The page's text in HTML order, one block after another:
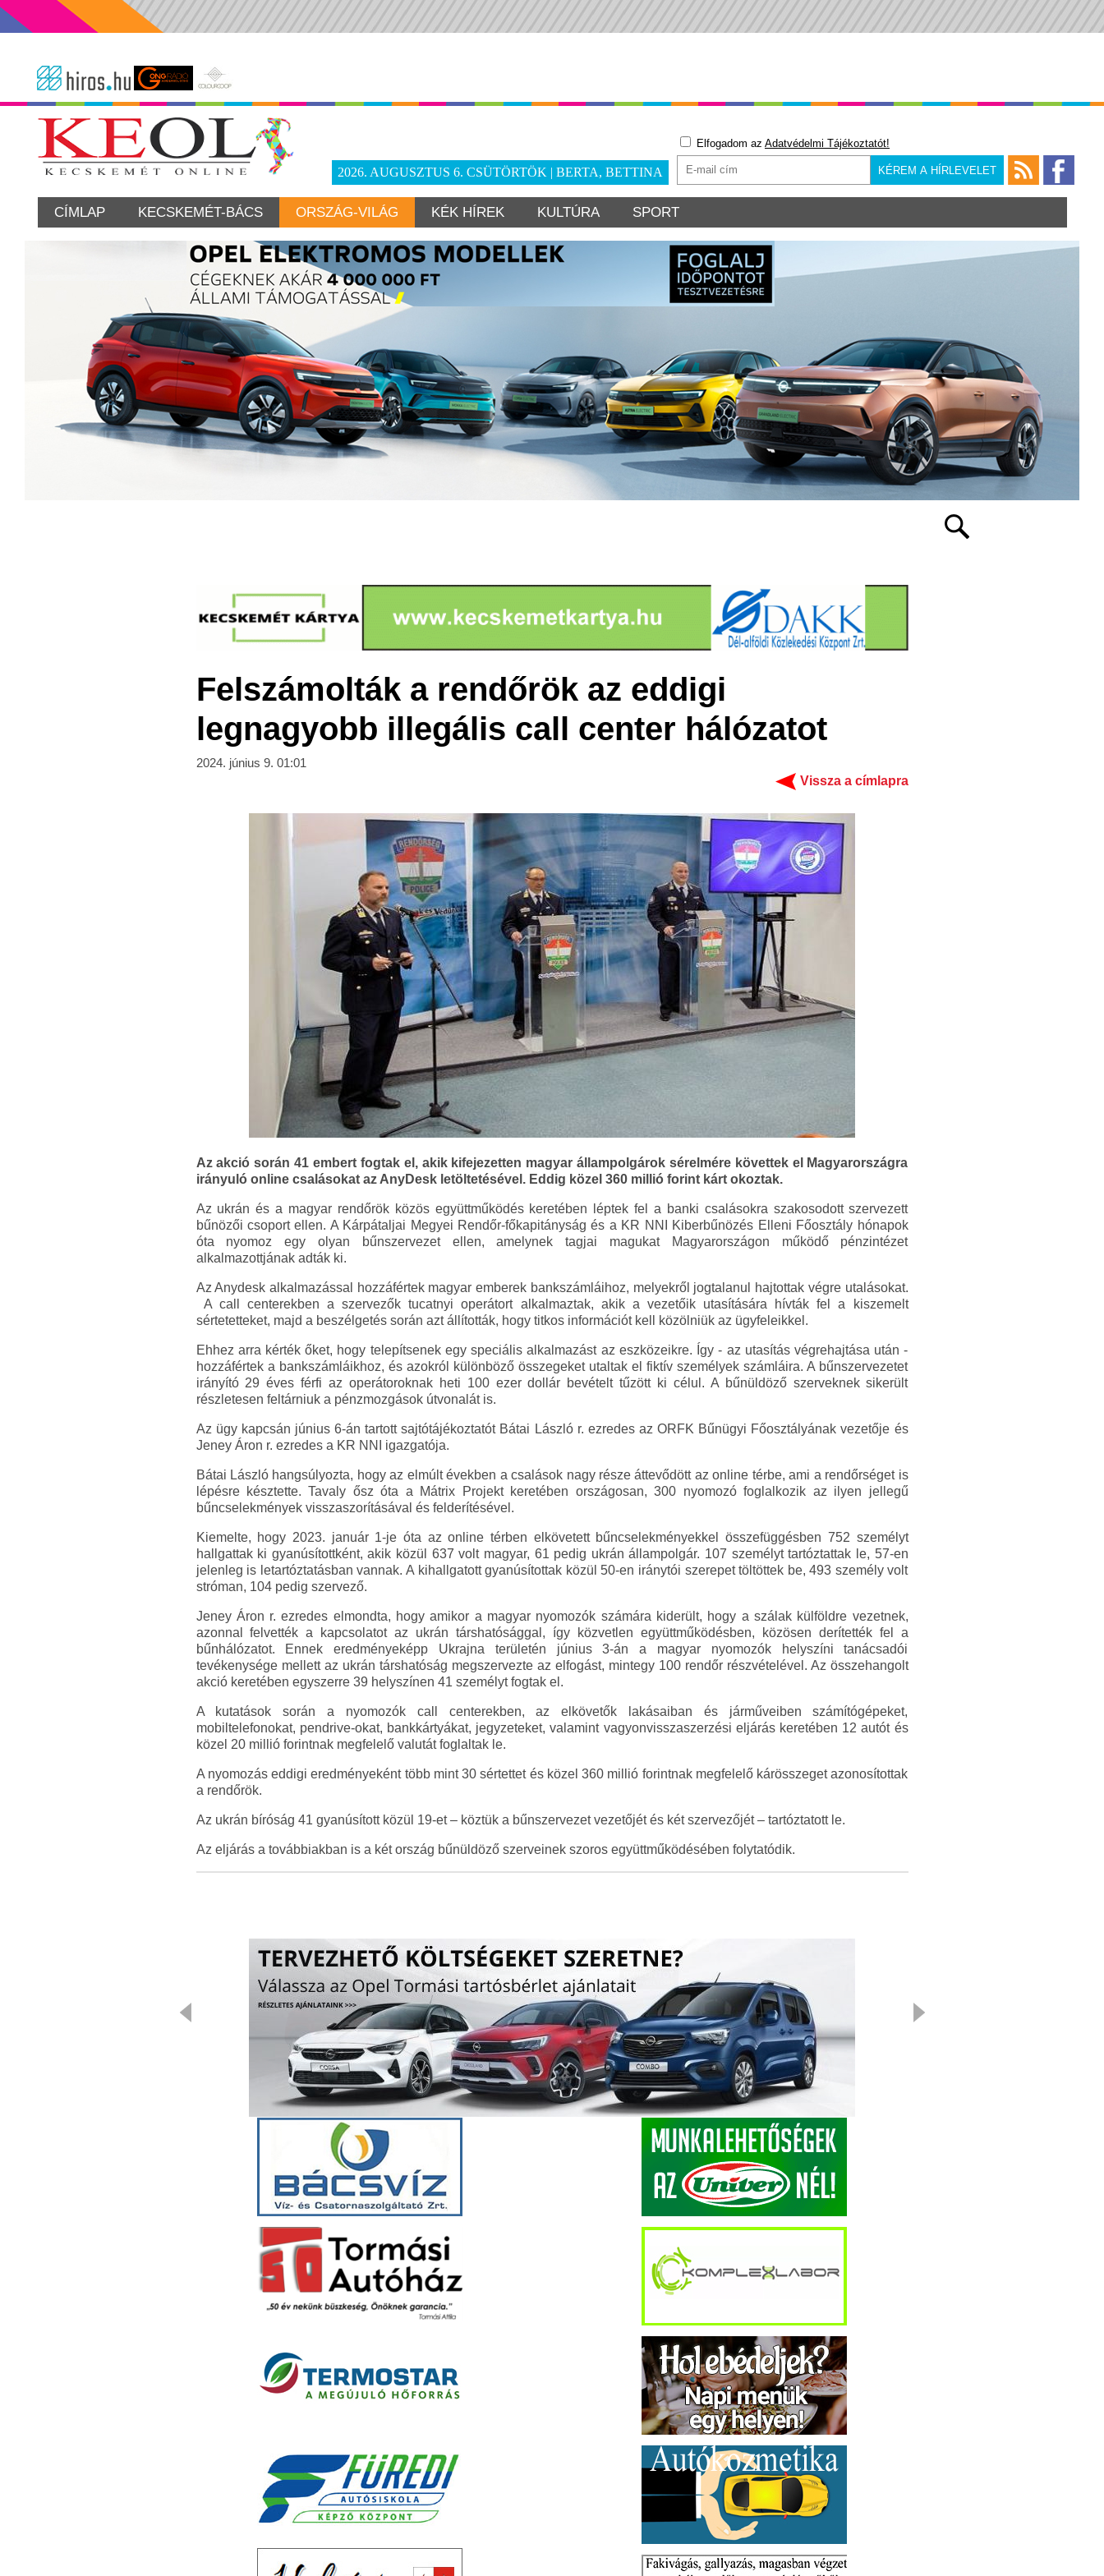
2026. AUGUSZTUS 6. CSÜTÖRTÖK | BERTA, BETTINA
Elfogadom az Adatvédelmi Tájékoztatót!
CÍMLAP KECSKEMÉT-BÁCS ORSZÁG-VILÁG KÉK HÍREK KULTÚRA SPORT
Felszámolták a rendőrök az eddigi
legnagyobb illegális call center hálózatot
2024. június 9. 01:01
Vissza a címlapra
Az akció során 41 embert fogtak el, akik kifejezetten magyar állampolgárok sérelmére követtek el Magyarországra
irányuló online csalásokat az AnyDesk letöltetésével. Eddig közel 360 millió forint kárt okoztak.
Az ukrán és a magyar rendőrök közös együttműködés keretében léptek fel a banki csalásokra szakosodott szervezett
bűnözői csoport ellen. A Kárpátaljai Megyei Rendőr-főkapitányság és a KR NNI Kiberbűnözés Elleni Főosztály hónapok
óta nyomoz egy olyan bűnszervezet ellen, amelynek tagjai magukat Magyarországon működő pénzintézet
alkalmazottjának adták ki.
Az Anydesk alkalmazással hozzáfértek magyar emberek bankszámláihoz, melyekről jogtalanul hajtottak végre utalásokat.
A call centerekben a szervezők tucatnyi operátort alkalmaztak, akik a vezetőik utasítására hívták fel a kiszemelt
sértetetteket, majd a beszélgetés során azt állították, hogy titkos információt kell közölniük az ügyfeleikkel.
Ehhez arra kérték őket, hogy telepítsenek egy speciális alkalmazást az eszközeikre. Így - az utasítás végrehajtása után -
hozzáfértek a bankszámláikhoz, és azokról különböző összegeket utaltak el fiktív személyek számláira. A bűnszervezetet
irányító 29 éves férfi az operátoroknak heti 100 ezer dollár bevételt tűzött ki célul. A bűnüldöző szerveknek sikerült
részletesen feltárniuk a pénzmozgások útvonalát is.
Az ügy kapcsán június 6-án tartott sajtótájékoztatót Bátai László r. ezredes az ORFK Bűnügyi Főosztályának vezetője és
Jeney Áron r. ezredes a KR NNI igazgatója.
Bátai László hangsúlyozta, hogy az elmúlt években a csalások nagy része áttevődött az online térbe, ami a rendőrséget is
lépésre késztette. Tavaly ősz óta a Mátrix Projekt keretében országosan, 300 nyomozó foglalkozik az ilyen jellegű
bűncselekmények visszaszorításával és felderítésével.
Kiemelte, hogy 2023. január 1-je óta az online térben elkövetett bűncselekményekkel összefüggésben 752 személyt
hallgattak ki gyanúsítottként, akik közül 637 volt magyar, 61 pedig ukrán állampolgár. 107 személyt tartóztattak le, 57-en
jelenleg is letartóztatásban vannak. A kihallgatott gyanúsítottak közül 50-en iránytói szerepet töltöttek be, 493 személy volt
stróman, 104 pedig szervező.
Jeney Áron r. ezredes elmondta, hogy amikor a magyar nyomozók számára kiderült, hogy a szálak külföldre vezetnek,
azonnal felvették a kapcsolatot az ukrán társhatósággal, így közvetlen együttműködésben, közösen derítették fel a
bűnhálózatot. Ennek eredményeképp Ukrajna területén június 3-án a magyar nyomozók helyszíni tanácsadói
tevékenysége mellett az ukrán társhatóság megszervezte az elfogást, mintegy 100 rendőr részvételével. Az összehangolt
akció keretében egyszerre 39 helyszínen 41 személyt fogtak el.
A kutatások során a nyomozók call centerekben, az elkövetők lakásaiban és járműveiben számítógépeket,
mobiltelefonokat, pendrive-okat, bankkártyákat, jegyzeteket, valamint vagyonvisszaszerzési eljárás keretében 12 autót és
közel 20 millió forintnak megfelelő valutát foglaltak le.
A nyomozás eddigi eredményeként több mint 30 sértettet és közel 360 millió forintnak megfelelő kárösszeget azonosítottak
a rendőrök.
Az ukrán bíróság 41 gyanúsított közül 19-et – köztük a bűnszervezet vezetőjét és két szervezőjét – tartóztatott le.
Az eljárás a továbbiakban is a két ország bűnüldöző szerveinek szoros együttműködésében folytatódik.